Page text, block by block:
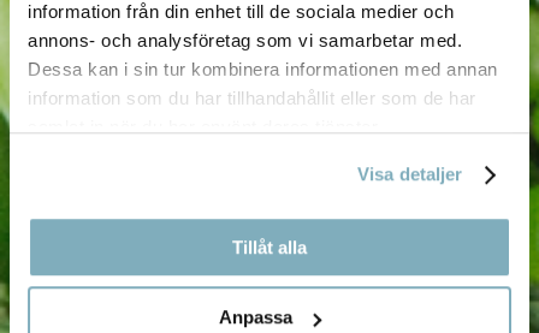
information från din enhet till de sociala medier och
annons- och analysföretag som vi samarbetar med.
Dessa kan i sin tur kombinera informationen med annan
information som du har tillhandahållit eller som de har
Visa detaljer
Tillåt alla
Anpassa
ett steg längre, relaterat till våra miljöaspekter,
där det är tekniskt och ekonomiskt möjligt med
Bedriva miljöarbetet i samarbete med våra